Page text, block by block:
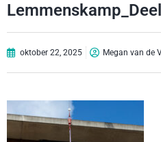
oktober 22, 2025 Megan van de